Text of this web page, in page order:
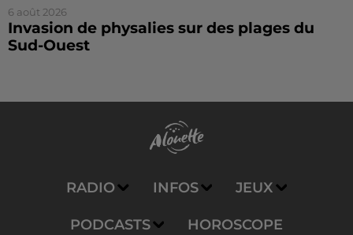
6 août 2026
Invasion de physalies sur des plages du
Sud-Ouest
RADIO INFOS JEUX
PODCASTS HOROSCOPE